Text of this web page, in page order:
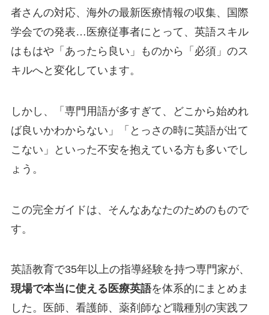
者さんの対応、海外の最新医療情報の収集、国際
学会での発表…医療従事者にとって、英語スキル
はもはや「あったら良い」ものから「必須」のス
キルへと変化しています。
しかし、「専門用語が多すぎて、どこから始めれ
ば良いかわからない」「とっさの時に英語が出て
こない」といった不安を抱えている方も多いでし
ょう。
この完全ガイドは、そんなあなたのためのもので
す。
英語教育で35年以上の指導経験を持つ専門家が、
現場で本当に使える医療英語を体系的にまとめま
した。医師、看護師、薬剤師など職種別の実践フ